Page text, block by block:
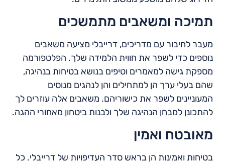
תמיכה ומשאבים מתמשכים
מעבר לחיבור עם מדריכים, דרייבלי מציעה משאבים
נוספים כדי לשפר את חווית הלמידה שלך. הפלטפורמה
מספקת גישה למאמרים וטיפים בנושא בטיחות בנהיגה,
שהם בעלי ערך הן למתחילים והן לנהגים מנוסים
המעוניינים לשפר את כישוריהם. משאבים אלה עוזרים לך
להתכונן למבחן הנהיגה שלך ולבנות ביטחון מאחורי ההגה.
מאובטח ואמין
בטיחות ואמינות הן בראש סדר העדיפויות של דרייבלי. כל